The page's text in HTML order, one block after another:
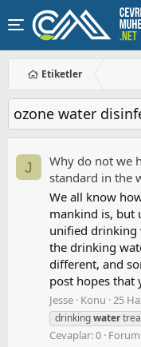
Etiketler
ozone water
J
Why do not we
standard in the
We all know
mankind is, but
unified drinking
the drinking
different, and
post hopes that
Jesse Konu 25
drinkingwater
Cevaplar: 0